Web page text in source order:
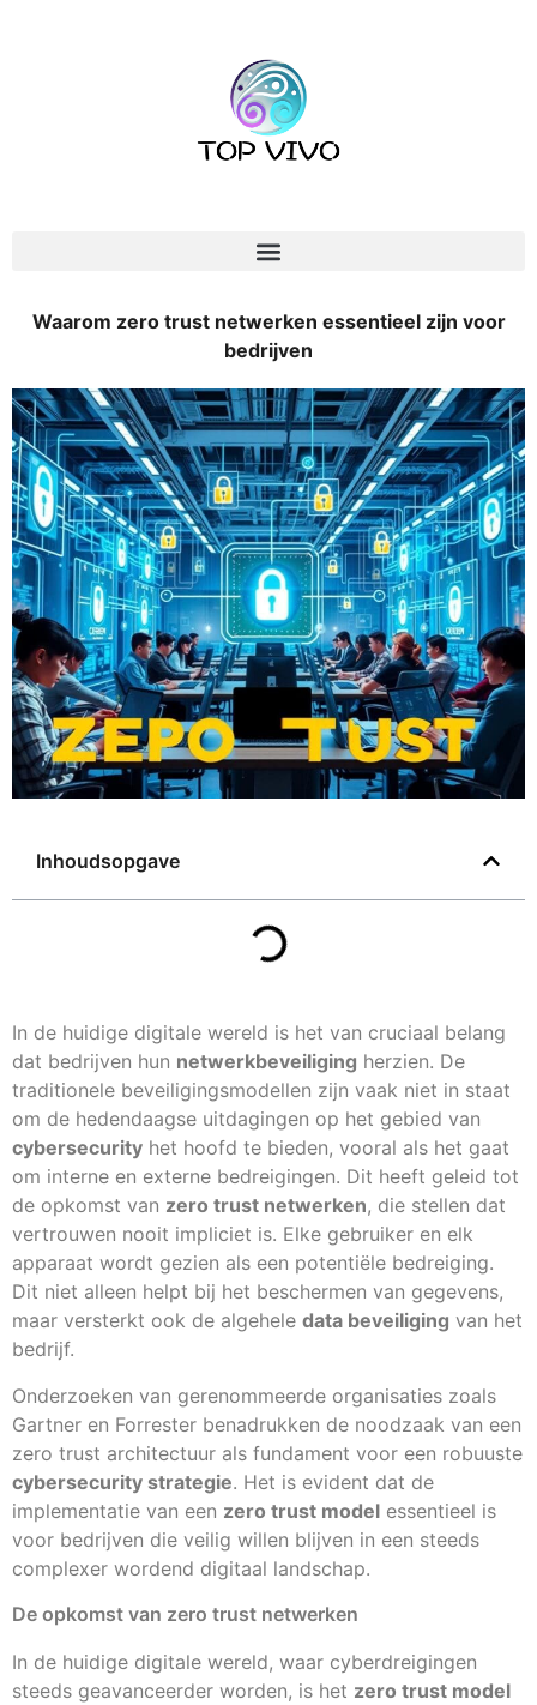
Waarom zero trust netwerken essentieel zijn voor
bedrijven
Inhoudsopgave
In de huidige digitale wereld is het van cruciaal belang
dat bedrijven hun netwerkbeveiliging herzien. De
traditionele beveiligingsmodellen zijn vaak niet in staat
om de hedendaagse uitdagingen op het gebied van
cybersecurity het hoofd te bieden, vooral als het gaat
om interne en externe bedreigingen. Dit heeft geleid tot
de opkomst van zero trust netwerken, die stellen dat
vertrouwen nooit impliciet is. Elke gebruiker en elk
apparaat wordt gezien als een potentiële bedreiging.
Dit niet alleen helpt bij het beschermen van gegevens,
maar versterkt ook de algehele data beveiliging van het
bedrijf.
Onderzoeken van gerenommeerde organisaties zoals
Gartner en Forrester benadrukken de noodzaak van een
zero trust architectuur als fundament voor een robuuste
cybersecurity strategie. Het is evident dat de
implementatie van een zero trust model essentieel is
voor bedrijven die veilig willen blijven in een steeds
complexer wordend digitaal landschap.
De opkomst van zero trust netwerken
In de huidige digitale wereld, waar cyberdreigingen
steeds geavanceerder worden, is het zero trust model